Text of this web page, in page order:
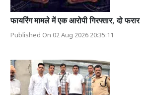
फायरिंग मामले में एक आरोपी गिरफ्तार, दो फरार
Published On 02 Aug 2026 20:35:11